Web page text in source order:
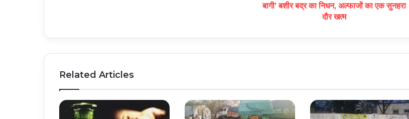
बागी’ बशीर बद्र का निधन, अल्फाजों का एक सुनहरा
दौर खत्म
Related Articles